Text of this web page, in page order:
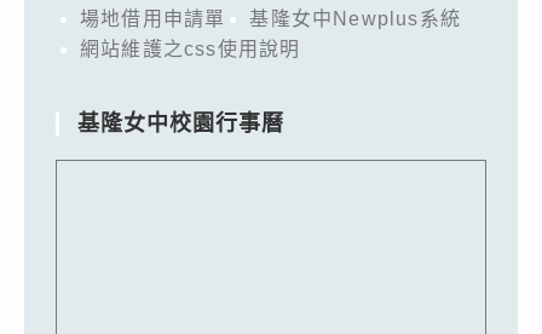
場地借用申請單
基隆女中Newplus系統
網站維護之css使用說明
基隆女中校園行事曆